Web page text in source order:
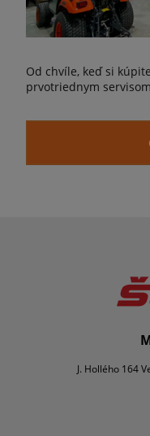
Od chvíle, keď si
prvotriednym
J. Hollého 164